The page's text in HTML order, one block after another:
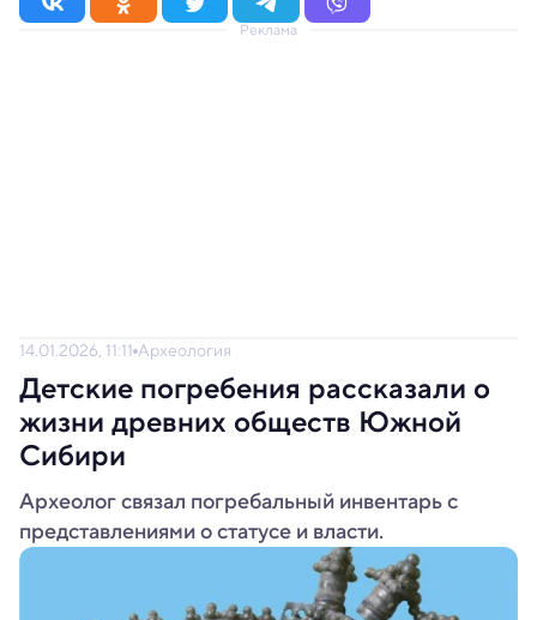
Реклама
14.01.2026, 11:11 Археология
Детские погребения рассказали о
жизни древних обществ Южной
Сибири
Археолог связал погребальный инвентарь с
представлениями о статусе и власти.